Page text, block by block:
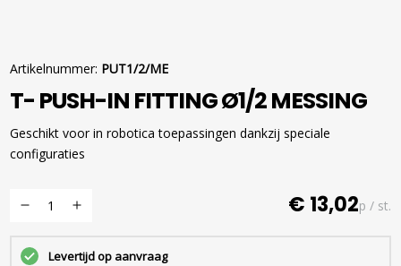
Artikelnummer: PUT1/2/ME
T- PUSH-IN FITTING Ø1/2 MESSING
Geschikt voor in robotica toepassingen dankzij speciale
configuraties
€ 13,02p / st.
Levertijd op aanvraag